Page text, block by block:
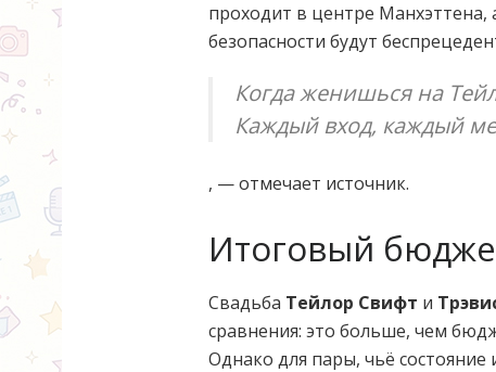
проходит в центре
безопасности будут
Когда женишься на
Каждый вход, каждый
, — отмечает источник.
Итоговый
Свадьба Тейлор Свифт и
сравнения: это больше, чем
Однако для пары, чьё